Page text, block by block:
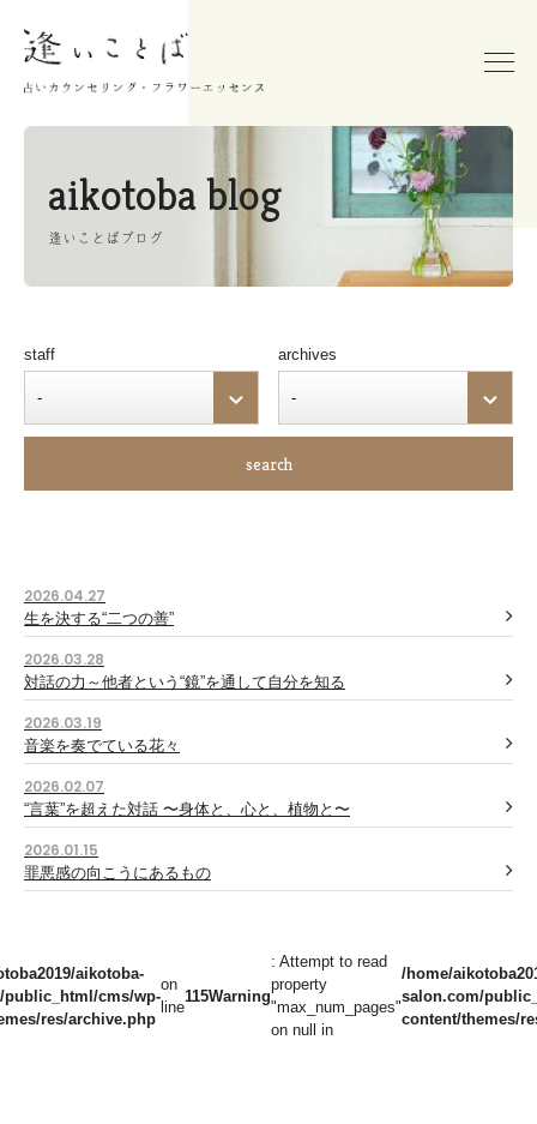
aikotoba blog
逢いことばブログ
staff archives
search
2026.04.27
生を決する“二つの善”
2026.03.28
対話の力～他者という“鏡”を通して自分を知る
2026.03.19
音楽を奏でている花々
2026.02.07
“言葉”を超えた対話 〜身体と、心と、植物と〜
2026.01.15
罪悪感の向こうにあるもの
aikotoba-
public_html/cms/wp-
res/archive.php
on
line
115Warning
: Attempt to read
property
"max_num_pages"
on null in
/home/
salon.com/
content/themes/